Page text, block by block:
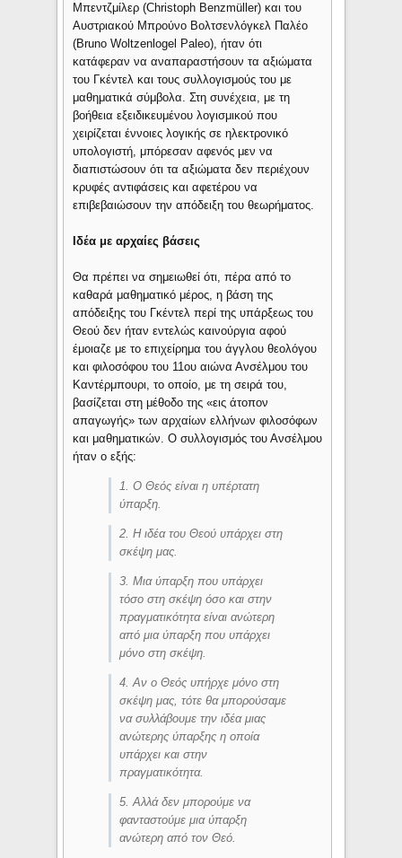
Μπεντζμίλερ (Christoph Benzmüller) και του
Αυστριακού Μπρούνο Βολτσενλόγκελ Παλέο
(Bruno Woltzenlogel Paleo), ήταν ότι
κατάφεραν να αναπαραστήσουν τα αξιώματα
του Γκέντελ και τους συλλογισμούς του με
μαθηματικά σύμβολα. Στη συνέχεια, με τη
βοήθεια εξειδικευμένου λογισμικού που
χειρίζεται έννοιες λογικής σε ηλεκτρονικό
υπολογιστή, μπόρεσαν αφενός μεν να
διαπιστώσουν ότι τα αξιώματα δεν περιέχουν
κρυφές αντιφάσεις και αφετέρου να
επιβεβαιώσουν την απόδειξη του θεωρήματος.
Ιδέα με αρχαίες βάσεις
Θα πρέπει να σημειωθεί ότι, πέρα από το
καθαρά μαθηματικό μέρος, η βάση της
απόδειξης του Γκέντελ περί της υπάρξεως του
Θεού δεν ήταν εντελώς καινούργια αφού
έμοιαζε με το επιχείρημα του άγγλου θεολόγου
και φιλοσόφου του 11ου αιώνα Ανσέλμου του
Καντέρμπουρι, το οποίο, με τη σειρά του,
βασίζεται στη μέθοδο της «εις άτοπον
απαγωγής» των αρχαίων ελλήνων φιλοσόφων
και μαθηματικών. Ο συλλογισμός του Ανσέλμου
ήταν ο εξής:
1. Ο Θεός είναι η υπέρτατη
ύπαρξη.
2. Η ιδέα του Θεού υπάρχει στη
σκέψη μας.
3. Μια ύπαρξη που υπάρχει
τόσο στη σκέψη όσο και στην
πραγματικότητα είναι ανώτερη
από μια ύπαρξη που υπάρχει
μόνο στη σκέψη.
4. Αν ο Θεός υπήρχε μόνο στη
σκέψη μας, τότε θα μπορούσαμε
να συλλάβουμε την ιδέα μιας
ανώτερης ύπαρξης η οποία
υπάρχει και στην
πραγματικότητα.
5. Αλλά δεν μπορούμε να
φανταστούμε μια ύπαρξη
ανώτερη από τον Θεό.